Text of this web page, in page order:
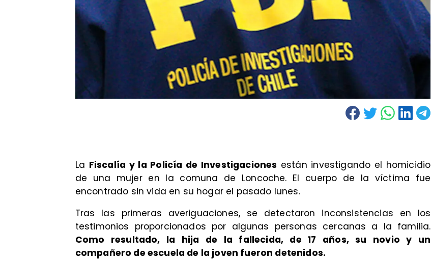
La Fiscalía y la Policía de Investigaciones están investigando el homicidio
de una mujer en la comuna de Loncoche. El cuerpo de la víctima fue
encontrado sin vida en su hogar el pasado lunes.
Tras las primeras averiguaciones, se detectaron inconsistencias en los
testimonios proporcionados por algunas personas cercanas a la familia.
Como resultado, la hija de la fallecida, de 17 años, su novio y un
compañero de escuela de la joven fueron detenidos.